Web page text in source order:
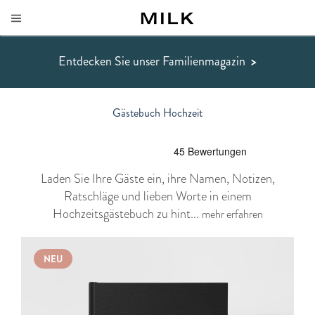
Entdecken Sie unser Familienmagazin >
Gästebuch Hochzeit
Laden Sie Ihre Gäste ein, ihre Namen, Notizen,
Ratschläge und lieben Worte in einem
Hochzeitsgästebuch zu hint... mehr erfahren
NEU